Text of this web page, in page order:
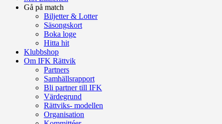
Gå på match
Biljetter & Lotter
Säsongskort
Boka loge
Hitta hit
Klubbshop
Om IFK Rättvik
Partners
Samhällsrapport
Bli partner till IFK
Värdegrund
Rättviks- modellen
Organisation